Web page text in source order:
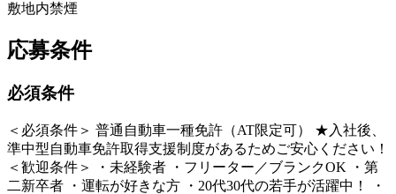
敷地内禁煙
応募条件
必須条件
＜必須条件＞ 普通自動車一種免許（AT限定可） ★入社後、
準中型自動車免許取得支援制度があるためご安心ください！
＜歓迎条件＞ ・未経験者 ・フリーター／ブランクOK ・第
二新卒者 ・運転が好きな方 ・20代30代の若手が活躍中！ ・